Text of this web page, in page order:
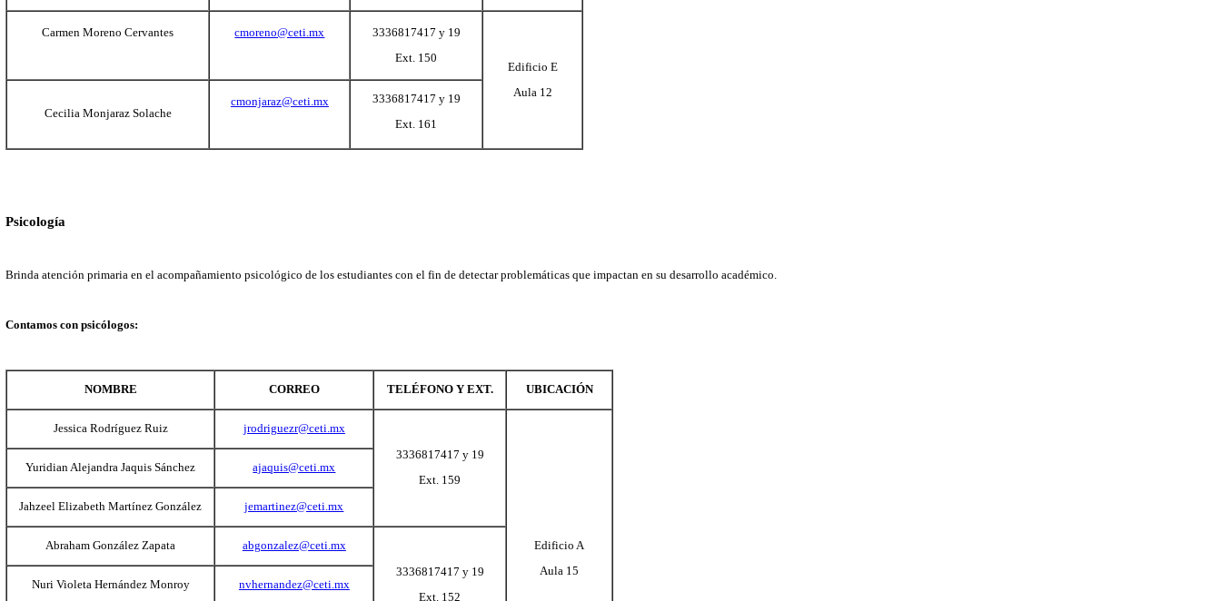
GABINETE DE ORIENTACIÓN EDUCATIVA Y TUTORÍA
Acompañar a las y los estudiantes en su proceso académico, brindándole orientación y apoyo para prevenir situaciones de riesgo, a través de estrategias de seguimiento, canalización oportuna y
Trabajamos de manera integral entre estudiantes, padres de familia, docentes y áreas de atención como:
Orientación Educativa
Participa en la formación integral del estudiante, proporcionando orientación vocacional y orientación profesional, intervenir en los procesos de enseñanza- aprendizaje y de desarrollo personal
Contamos con orientadoras educativas:
NOMBRE CORREO TELÉFONO Y EXT.
Carmen Moreno Cervantes cmoreno@ceti.mx
Ext. 150
cmonjaraz@ceti.mx